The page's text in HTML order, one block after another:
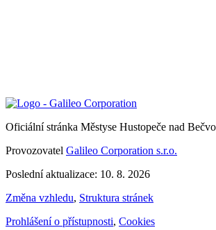
Oficiální stránka Městyse Hustopeče nad
Provozovatel Galileo Corporation s.r.o.
Poslední aktualizace: 10. 8. 2026
Změna vzhledu, Struktura stránek
Prohlášení o přístupnosti, Cookies